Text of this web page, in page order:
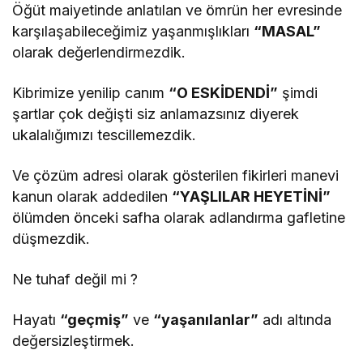
Öğüt maiyetinde anlatılan ve ömrün her evresinde
karşılaşabileceğimiz yaşanmışlıkları “MASAL”
olarak değerlendirmezdik.
Kibrimize yenilip canım “O ESKİDENDİ” şimdi
şartlar çok değişti siz anlamazsınız diyerek
ukalalığımızı tescillemezdik.
Ve çözüm adresi olarak gösterilen fikirleri manevi
kanun olarak addedilen “YAŞLILAR HEYETİNİ”
ölümden önceki safha olarak adlandırma gafletine
düşmezdik.
Ne tuhaf değil mi ?
Hayatı “geçmiş” ve “yaşanılanlar” adı altında
değersizleştirmek.